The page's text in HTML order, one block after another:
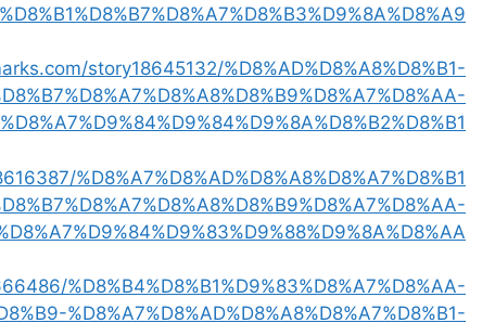
story18645132/%D8%AD%D8%A8%D8%B1-
%D8%A7%D9%84%D9%84%D9%8A%D8%B2%D8%B1
%D8%A7%D8%AD%D8%A8%D8%A7%D8%B1
%D8%B4%D8%B1%D9%83%D8%A7%D8%AA-
%D8%A7%D8%AD%D8%A8%D8%A7%D8%B1-